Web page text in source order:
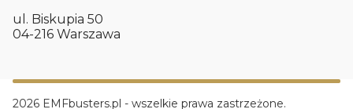
ul. Biskupia 50
04-216 Warszawa
2026 EMFbusters.pl - wszelkie prawa zastrzeżone.